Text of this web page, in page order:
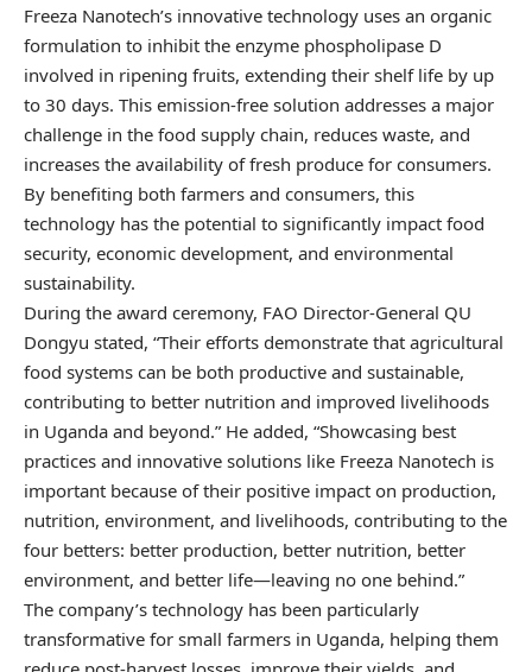
Freeza Nanotech’s innovative technology uses an organic
formulation to inhibit the enzyme phospholipase D
involved in ripening fruits, extending their shelf life by up
to 30 days. This emission-free solution addresses a major
challenge in the food supply chain, reduces waste, and
increases the availability of fresh produce for consumers.
By benefiting both farmers and consumers, this
technology has the potential to significantly impact food
security, economic development, and environmental
sustainability.
During the award ceremony, FAO Director-General QU
Dongyu stated, “Their efforts demonstrate that agricultural
food systems can be both productive and sustainable,
contributing to better nutrition and improved livelihoods
in Uganda and beyond.” He added, “Showcasing best
practices and innovative solutions like Freeza Nanotech is
important because of their positive impact on production,
nutrition, environment, and livelihoods, contributing to the
four betters: better production, better nutrition, better
environment, and better life—leaving no one behind.”
The company’s technology has been particularly
transformative for small farmers in Uganda, helping them